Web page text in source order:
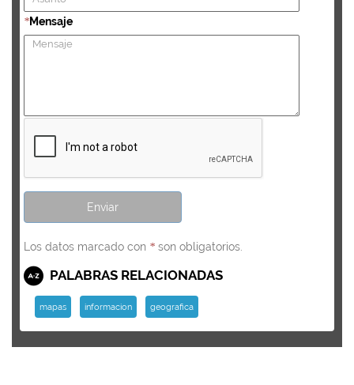
*Mensaje
Los datos marcado con * son obligatorios.
PALABRAS RELACIONADAS
mapas informacion geografica